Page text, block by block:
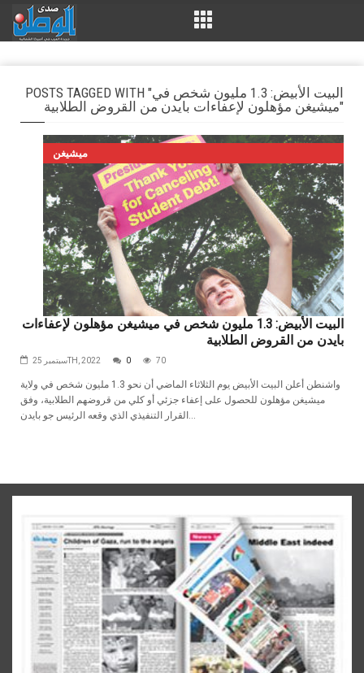
POSTS TAGGED WITH "البيت الأبيض: 1.3 مليون شخص في
ميشيغن مؤهلون لإعفاءات بايدن من القروض الطلابية"
ميشيغن
البيت الأبيض: 1.3 مليون شخص في ميشيغن مؤهلون لإعفاءات
بايدن من القروض الطلابية
سبتمبر 25TH, 2022 0 70
واشنطن أعلن البيت الأبيض يوم الثلاثاء الماضي أن نحو 1.3 مليون شخص في ولاية
ميشيغن مؤهلون للحصول على إعفاء جزئي أو كلي من قروضهم الطلابية، وفق
القرار التنفيذي الذي وقعه الرئيس جو بايدن...